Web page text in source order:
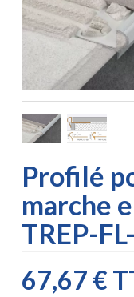
Profilé
marche
TREP-
67,67 €